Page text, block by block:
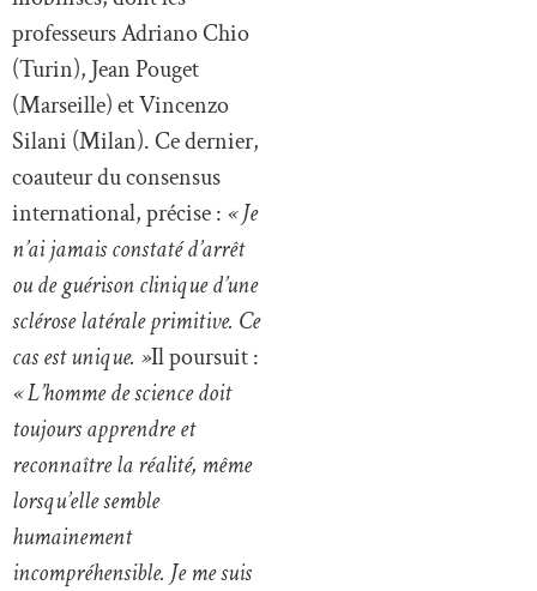
professeurs Adriano Chio
(Turin), Jean Pouget
(Marseille) et Vincenzo
Silani (Milan). Ce dernier,
coauteur du consensus
international, précise : « Je
n’ai jamais constaté d’arrêt
ou de guérison clinique d’une
sclérose latérale primitive. Ce
cas est unique. »Il poursuit :
« L’homme de science doit
toujours apprendre et
reconnaître la réalité, même
lorsqu’elle semble
humainement
incompréhensible. Je me suis